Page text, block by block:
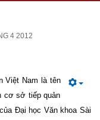
4 2012
Việt Nam là tên
cơ sở tiếp quản
Đại học Văn khoa Sài